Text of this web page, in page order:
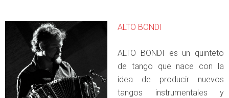
ALTO BONDI
ALTO BONDI es un quinteto
de tango que nace con la
idea de producir nuevos
tangos instrumentales y